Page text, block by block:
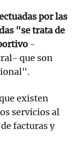
por las
"se trata de
-
que son
existen
servicios al
facturas y